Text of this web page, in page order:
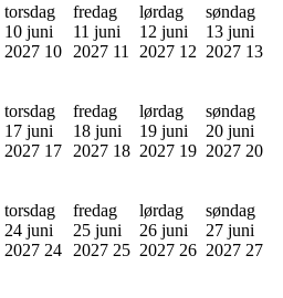
torsdag
10 juni
2027 10
fredag
11 juni
2027 11
lørdag
12 juni
2027 12
søndag
13 juni
2027 13
torsdag
17 juni
2027 17
fredag
18 juni
2027 18
lørdag
19 juni
2027 19
søndag
20 juni
2027 20
torsdag
24 juni
2027 24
fredag
25 juni
2027 25
lørdag
26 juni
2027 26
søndag
27 juni
2027 27